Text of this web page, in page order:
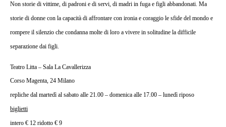
Non storie di vittime, di padroni e di servi, di madri in fuga e figli abbandonati. Ma
storie di donne con la capacità di affrontare con ironia e coraggio le sfide del mondo e
rompere il silenzio che condanna molte di loro a vivere in solitudine la difficile
separazione dai figli.
Teatro Litta – Sala La Cavallerizza
Corso Magenta, 24 Milano
repliche dal martedì al sabato alle 21.00 – domenica alle 17.00 – lunedì riposo
biglietti
intero € 12 ridotto € 9